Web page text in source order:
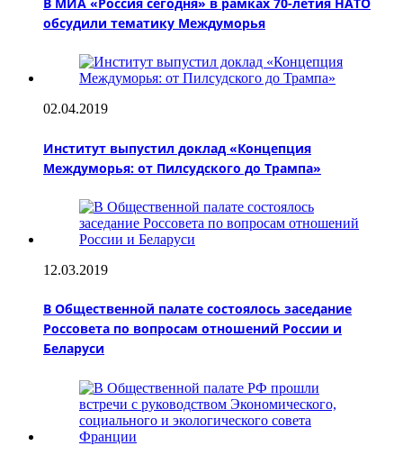
обсудили тематику Междуморья
02.04.2019
Институт выпустил доклад «Концепция
Междуморья: от Пилсудского до Трампа»
12.03.2019
В Общественной палате состоялось заседание
Россовета по вопросам отношений России и
Беларуси